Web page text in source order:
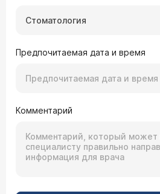
Стоматология
Предпочитаемая дата и время
Комментарий